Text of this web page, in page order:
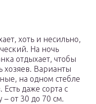
хоть и несильно,
На ночь
отдыхает, чтобы
хозяев. Варианты
на одном стебле
даже сорта с
от 30 до 70 см.